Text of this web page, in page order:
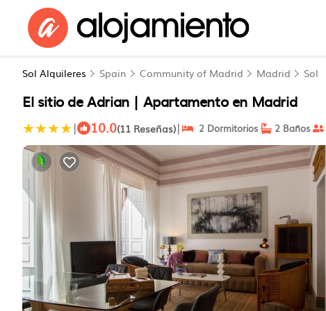
Sol Alquileres Spain Community of Madrid Madrid Sol
El sitio de Adrian | Apartamento en Madrid
| 10.0(11 Reseñas)| 2 Dormitorios 2 Baños